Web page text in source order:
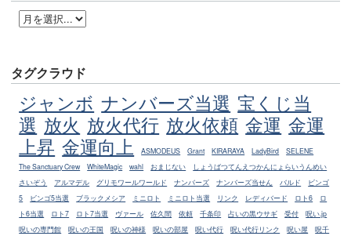
タグクラウド
ジャンボ ナンバーズ当選 宝くじ当
選 放火 放火代行 放火依頼 金運 金運
上昇 金運向上 ASMODEUS Grant KIRARAYA LadyBird
SELENE
The Sanctuary Crew
WhiteMagic wahl おまじない
しょうばつてんえつかんにょらいうんめい
さいぞう
アルマデル グリモワールワールド ナンバーズ ナンバーズ当せん バルド
ビンゴ
5
ビンゴ5当選 ブラックメシア ミニロト ミニロト当選 リンク レディバード ロト6
ロ
ト6当選
ロト7 ロト7当選 ヴァール 佐久間 依頼 千条印 占いの黒ウサギ 受付
呪い.jp
呪いの専門館
呪いの王国 呪いの神様 呪いの部屋 呪い代行 呪い代行リンク 呪い屋
呪千